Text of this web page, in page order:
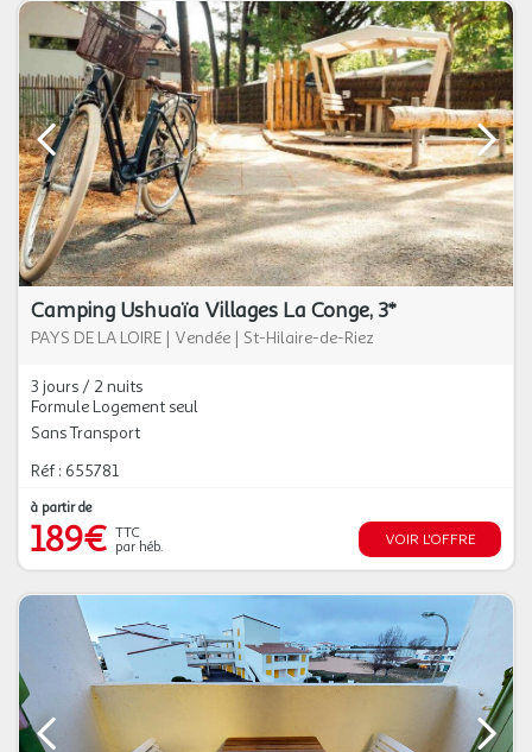
Camping Ushuaïa Villages La Conge, 3*
PAYS DE LA LOIRE | Vendée | St-Hilaire-de-Riez
3 jours / 2 nuits
Formule Logement seul
Sans Transport
Réf : 655781
à partir de
189€ TTC
par héb.
VOIR L'OFFRE